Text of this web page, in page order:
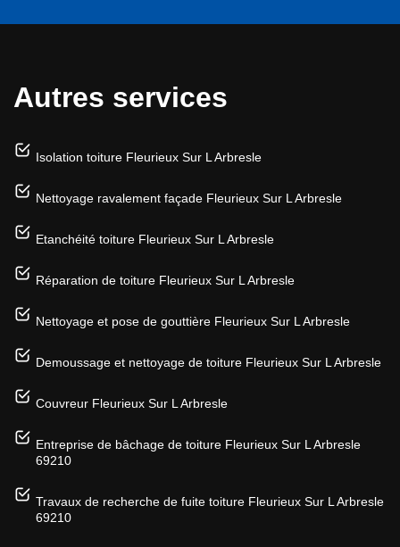
Autres services
Isolation toiture Fleurieux Sur L Arbresle
Nettoyage ravalement façade Fleurieux Sur L Arbresle
Etanchéité toiture Fleurieux Sur L Arbresle
Réparation de toiture Fleurieux Sur L Arbresle
Nettoyage et pose de gouttière Fleurieux Sur L Arbresle
Demoussage et nettoyage de toiture Fleurieux Sur L Arbresle
Couvreur Fleurieux Sur L Arbresle
Entreprise de bâchage de toiture Fleurieux Sur L Arbresle
69210
Travaux de recherche de fuite toiture Fleurieux Sur L Arbresle
69210